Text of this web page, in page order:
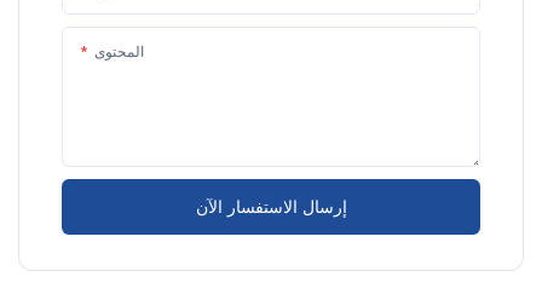
المحتوى
إرسال الاستفسار الآن